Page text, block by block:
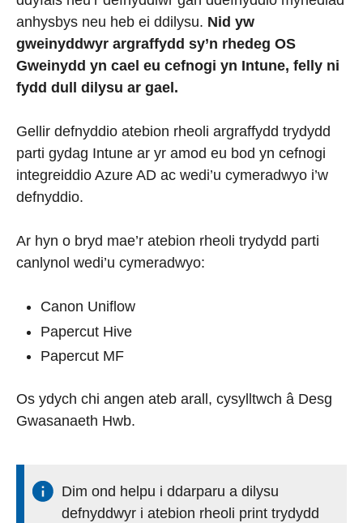
anhysbys neu heb ei ddilysu. Nid yw
gweinyddwyr argraffydd sy’n rhedeg OS
Gweinydd yn cael eu cefnogi yn Intune, felly ni
fydd dull dilysu ar gael.
Gellir defnyddio atebion rheoli argraffydd trydydd
parti gydag Intune ar yr amod eu bod yn cefnogi
integreiddio Azure AD ac wedi’u cymeradwyo i’w
defnyddio.
Ar hyn o bryd mae’r atebion rheoli trydydd parti
canlynol wedi’u cymeradwyo:
Canon Uniflow
Papercut Hive
Papercut MF
Os ydych chi angen ateb arall, cysylltwch â Desg
Gwasanaeth Hwb.
Dim ond helpu i ddarparu a dilysu
defnyddwyr i atebion rheoli print trydydd